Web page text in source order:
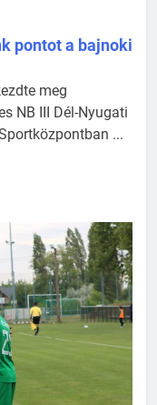
pontot a bajnoki
meg
NB III Dél-Nyugati
...